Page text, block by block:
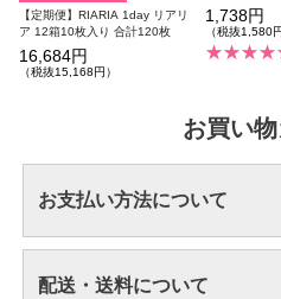
【定期便】RIARIA 1day リアリ
ア 12箱10枚入り 合計120枚
16,684円
（税抜15,168円）
り1,738円
（税抜1,580
お買い
お支払い方法について
配送・送料について